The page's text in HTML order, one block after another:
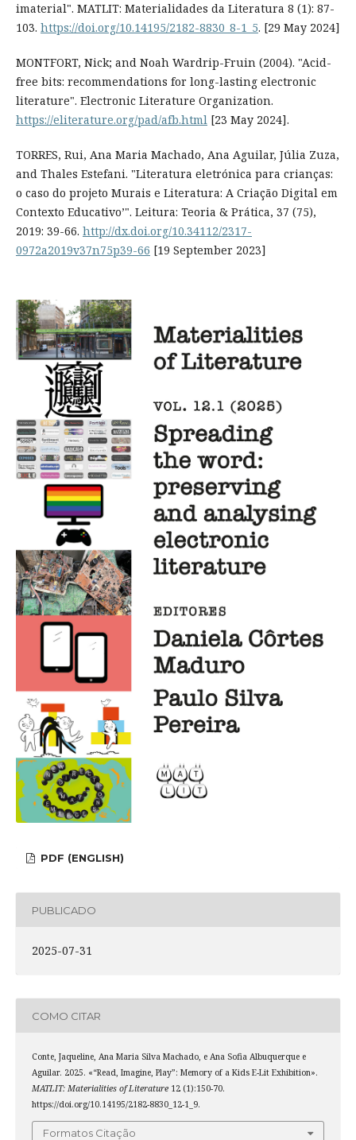
imaterial". MATLIT: Materialidades da Literatura 8 (1): 87-
103. https://doi.org/10.14195/2182-8830_8-1_5. [29 May 2024]
MONTFORT, Nick; and Noah Wardrip-Fruin (2004). "Acid-
free bits: recommendations for long-lasting electronic
literature". Electronic Literature Organization.
https://eliterature.org/pad/afb.html[23 May 2024].
TORRES, Rui, Ana Maria Machado, Ana Aguilar, Júlia Zuza,
and Thales Estefani. "Literatura eletrónica para crianças:
o caso do projeto Murais e Literatura: A Criação Digital em
Contexto Educativo’". Leitura: Teoria & Prática, 37 (75),
2019: 39-66. http://dx.doi.org/10.34112/2317-
0972a2019v37n75p39-66 [19 September 2023]
PDF (ENGLISH)
PUBLICADO
2025-07-31
COMO CITAR
Conte, Jaqueline, Ana Maria Silva Machado, e Ana Sofia Albuquerque e
Aguilar. 2025. «“Read, Imagine, Play”: Memory of a Kids E-Lit Exhibition».
MATLIT: Materialities of Literature12 (1):150-70.
https://doi.org/10.14195/2182-8830_12-1_9.
Formatos Citação